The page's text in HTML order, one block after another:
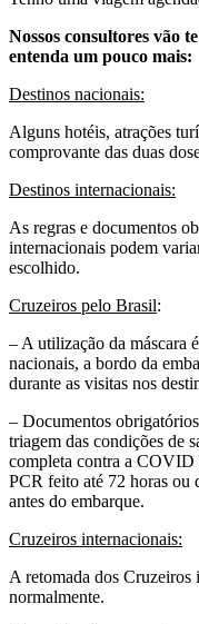
Nossos consultores vão
entenda um pouco mais:
Destinos nacionais:
Alguns hotéis, atrações
comprovante das duas
Destinos internacionais:
As regras e documentos
internacionais podem
escolhido.
Cruzeiros pelo Brasil:
– A utilização da máscara
nacionais, a bordo da
durante as visitas nos
– Documentos
triagem das condições de
completa contra a COVID
PCR feito até 72 horas ou
antes do embarque.
Cruzeiros internacionais:
A retomada dos Cruzeiros
normalmente.